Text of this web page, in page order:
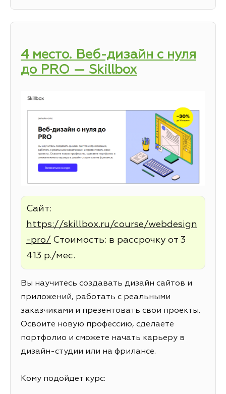
4 место. Веб-дизайн с нуля
до PRO — Skillbox
Сайт:
https://skillbox.ru/course/webdesign
-pro/ Стоимость: в рассрочку от 3
413 р./мес.
Вы научитесь создавать дизайн сайтов и
приложений, работать с реальными
заказчиками и презентовать свои проекты.
Освоите новую профессию, сделаете
портфолио и сможете начать карьеру в
дизайн-студии или на фрилансе.
Кому подойдет курс: